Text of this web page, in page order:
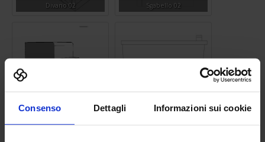
Consenso Dettagli Informazioni sui cookie
Divano 02 Sgabello 02
Camion tir Bidet 05